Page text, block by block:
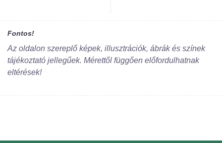
Fontos!
Az oldalon szereplő képek, illusztrációk, ábrák és színek
tájékoztató jellegűek. Mérettől függően előfordulhatnak
eltérések!